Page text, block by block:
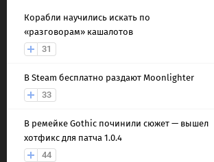
Корабли научились искать по
«разговорам» кашалотов
31
В Steam бесплатно раздают Moonlighter
33
В ремейке Gothic починили сюжет — вышел
хотфикс для патча 1.0.4
44